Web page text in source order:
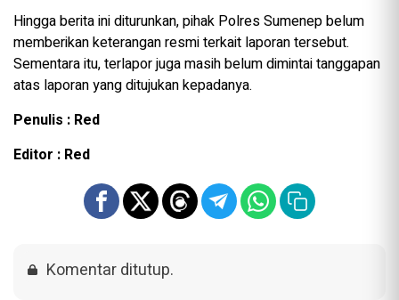
Hingga berita ini diturunkan, pihak Polres Sumenep belum
memberikan keterangan resmi terkait laporan tersebut.
Sementara itu, terlapor juga masih belum dimintai tanggapan
atas laporan yang ditujukan kepadanya.
Penulis : Red
Editor : Red
Komentar ditutup.